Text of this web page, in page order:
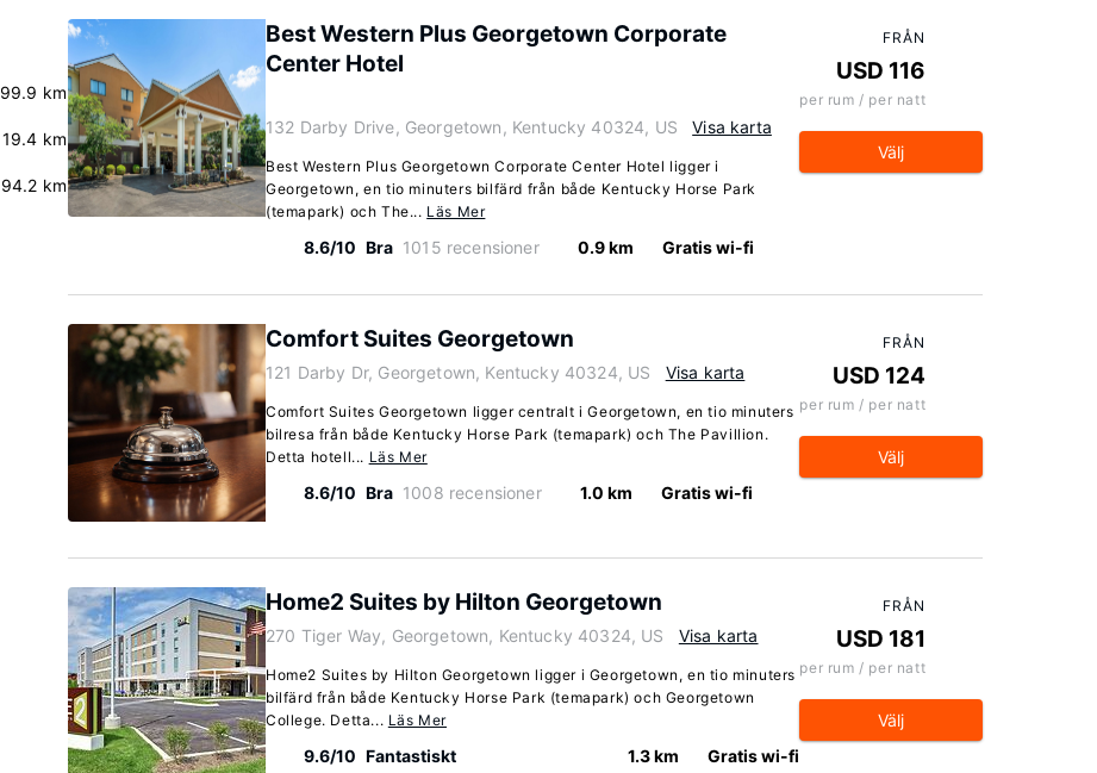
99.9 km
19.4 km
94.2 km
Best Western Plus Georgetown Corporate
Center Hotel
132 Darby Drive, Georgetown, Kentucky 40324, US Visa karta
Best Western Plus Georgetown Corporate Center Hotel ligger i
Georgetown, en tio minuters bilfärd från både Kentucky Horse Park
(temapark) och The... Läs Mer
8.6/10 Bra 1015 recensioner 0.9 km Gratis wi-fi
FRÅN
USD 116
per rum / per natt
Välj
Comfort Suites Georgetown
121 Darby Dr, Georgetown, Kentucky 40324, US Visa karta
Comfort Suites Georgetown ligger centralt i Georgetown, en tio minuters
bilresa från både Kentucky Horse Park (temapark) och The Pavillion.
Detta hotell... Läs Mer
8.6/10 Bra 1008 recensioner 1.0 km Gratis wi-fi
FRÅN
USD 124
per rum / per natt
Välj
Home2 Suites by Hilton Georgetown
270 Tiger Way, Georgetown, Kentucky 40324, US Visa karta
Home2 Suites by Hilton Georgetown ligger i Georgetown, en tio minuters
bilfärd från både Kentucky Horse Park (temapark) och Georgetown
College. Detta... Läs Mer
9.6/10 Fantastiskt
1.3 km Gratis wi-fi
FRÅN
USD 181
per rum / per natt
Välj